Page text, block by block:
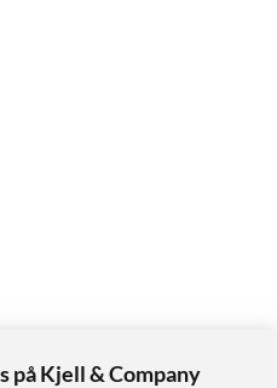
på Kjell & Company